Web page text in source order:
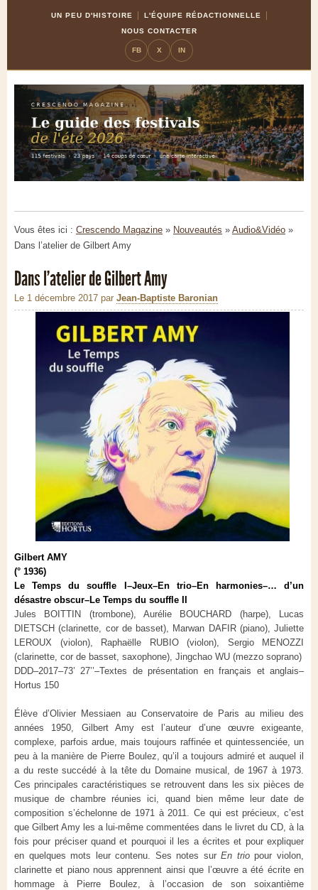
UN PEU D'HISTOIRE
L'ÉQUIPE RÉDACTIONNELLE
NOUS CONTACTER
FB X IN
Vous êtes ici : Crescendo Magazine » Nouveautés » Audio&Vidéo »
Dans l’atelier de Gilbert Amy
Dans l’atelier de Gilbert Amy
Le 1 décembre 2017 par Jean-Baptiste Baronian
Gilbert AMY
(° 1936)
Le Temps du souffle I–Jeux–En trio–En harmonies–… d’un
désastre obscur–Le Temps du souffle II
Jules BOITTIN (trombone), Aurélie BOUCHARD (harpe), Lucas
DIETSCH (clarinette, cor de basset), Marwan DAFIR (piano), Juliette
LEROUX (violon), Raphaëlle RUBIO (violon), Sergio MENOZZI
(clarinette, cor de basset, saxophone), Jingchao WU (mezzo soprano)
DDD–2017–73’ 27’’–Textes de présentation en français et anglais–
Hortus 150
Élève d’Olivier Messiaen au Conservatoire de Paris au milieu des
années 1950, Gilbert Amy est l’auteur d’une œuvre exigeante,
complexe, parfois ardue, mais toujours raffinée et quintessenciée, un
peu à la manière de Pierre Boulez, qu’il a toujours admiré et auquel il
a du reste succédé à la tête du Domaine musical, de 1967 à 1973.
Ces principales caractéristiques se retrouvent dans les six pièces de
musique de chambre réunies ici, quand bien même leur date de
composition s’échelonne de 1971 à 2011. Ce qui est précieux, c’est
que Gilbert Amy les a lui-même commentées dans le livret du CD, à la
fois pour préciser quand et pourquoi il les a écrites et pour expliquer
en quelques mots leur contenu. Ses notes surEn triopour violon,
clarinette et piano nous apprennent ainsi que l’œuvre a été écrite en
hommage à Pierre Boulez, à l’occasion de son soixantième